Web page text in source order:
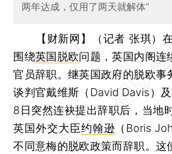
两年达成，仅用了两天就解体”
【财新网】（记者 张琪）
围绕英国脱欧问题，英国内阁连
官员辞职。继英国政府的脱欧事
谈判官戴维斯（David Davis）
8日突然连袂提出辞职后，当地
英国外交大臣约翰逊 （Boris
不同意梅的脱欧政策而辞职。这